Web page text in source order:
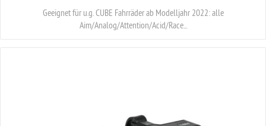
Geeignet für u.g. CUBE Fahrräder ab Modelljahr 2022: alle
Aim/Analog/Attention/Acid/Race...